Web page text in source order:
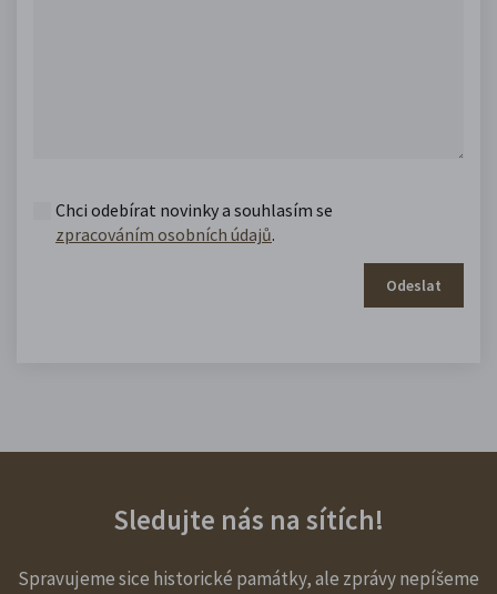
Chci odebírat novinky a souhlasím se
zpracováním osobních údajů.
Odeslat
Sledujte nás na sítích!
Spravujeme sice historické památky, ale zprávy nepíšeme